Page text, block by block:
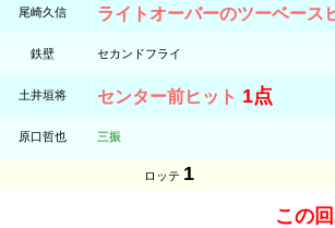
尾崎久信 ライトオーバーのツーベース
鉄壁 セカンドフライ
土井垣将 センター前ヒット 1点
原口哲也 三振
ロッテ 1
この